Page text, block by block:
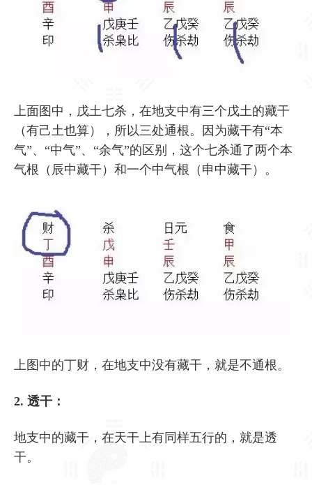
上面图中，戊土七杀，在地支中有三个戊土的藏干
（有己土也算），所以三处通根。因为藏干有“本
气”、“中气”、“余气”的区别，这个七杀通了两个本
气根（辰中藏干）和一个中气根（申中藏干）。
上图中的丁财，在地支中没有藏干，就是不通根。
2. 透干：
地支中的藏干，在天干上有同样五行的，就是透
干。